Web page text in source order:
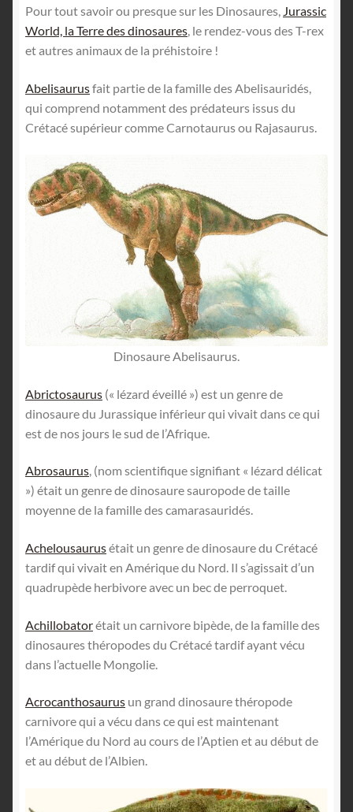
Pour tout savoir ou presque sur les Dinosaures, Jurassic
World, la Terre des dinosaures, le rendez-vous des T-rex
et autres animaux de la préhistoire !
Abelisaurusfait partie de la famille des Abelisauridés,
qui comprend notamment des prédateurs issus du
Crétacé supérieur comme Carnotaurus ou Rajasaurus.
Dinosaure Abelisaurus.
Abrictosaurus (« lézard éveillé ») est un genre de
dinosaure du Jurassique inférieur qui vivait dans ce qui
est de nos jours le sud de l’Afrique.
Abrosaurus, (nom scientifique signifiant « lézard délicat
») était un genre de dinosaure sauropode de taille
moyenne de la famille des camarasauridés.
Achelousaurusétait un genre de dinosaure du Crétacé
tardif qui vivait en Amérique du Nord. Il s’agissait d’un
quadrupède herbivore avec un bec de perroquet.
Achillobatorétait un carnivore bipède, de la famille des
dinosaures théropodes du Crétacé tardif ayant vécu
dans l’actuelle Mongolie.
Acrocanthosaurus un grand dinosaure théropode
carnivore qui a vécu dans ce qui est maintenant
l’Amérique du Nord au cours de l’Aptien et au début de
et au début de l’Albien.